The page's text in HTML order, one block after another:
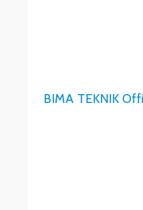
BIMA TEKNIK